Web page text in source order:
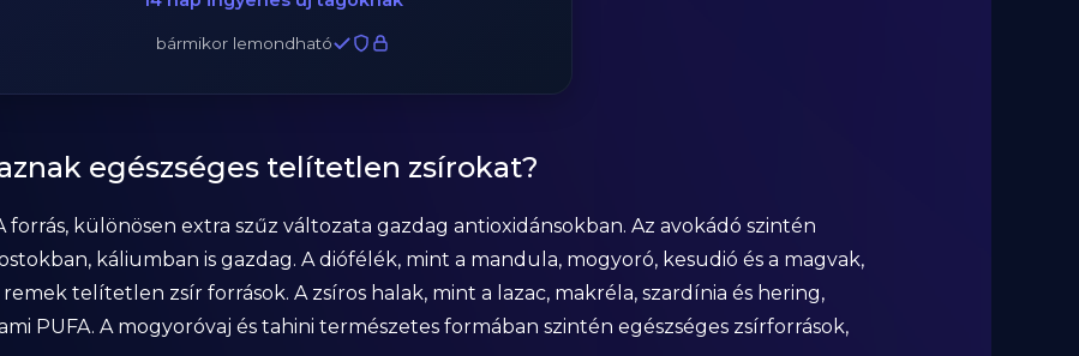
bármikor lemondható
egészséges telítetlen zsírokat?
forrás, különösen extra szűz változata gazdag antioxidánsokban. Az avokádó szintén
káliumban is gazdag. A diófélék, mint a mandula, mogyoró, kesudió és a magvak,
telítetlen zsír források. A zsíros halak, mint a lazac, makréla, szardínia és hering,
PUFA. A mogyoróvaj és tahini természetes formában szintén egészséges zsírforrások,